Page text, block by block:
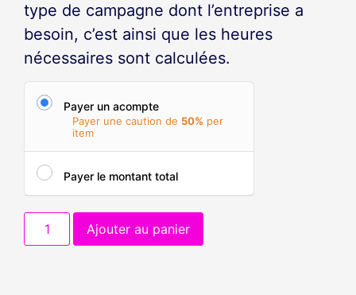
type de campagne dont l’entreprise a
besoin, c’est ainsi que les heures
nécessaires sont calculées.
Payer un acompte
Payer une caution de 50% per
item
Payer le montant total
Ajouter au panier